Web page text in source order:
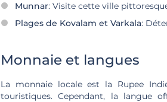
Munnar: Visite cette ville
Plages de Kovalam et Varkala:
Monnaie et langues
La monnaie locale est la Rupee
touristiques. Cependant, la langue